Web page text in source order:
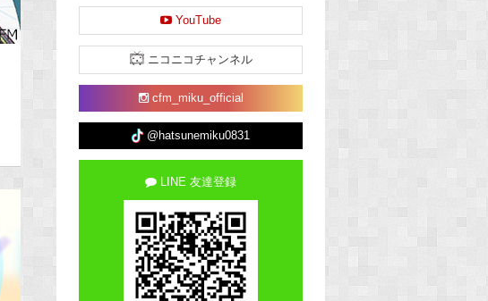
YouTube
ニコニコチャンネル
cfm_miku_official
@hatsunemiku0831
LINE 友達登録